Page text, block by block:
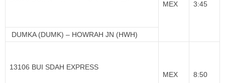
MEX
3:45
DUMKA (DUMK) – HOWRAH JN (HWH)
13106 BUI SDAH EXPRESS
MEX
8:50